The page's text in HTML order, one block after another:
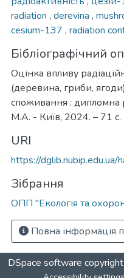
radiation , derevina ,
cesium-137 , radiation
Бібліографічний
Оцінка впливу
(деревина, гриби, ягоди)
споживання : дипломна
М.А. - Київ, 2024. – 71 с.
URI
https://
Зібрання
ОПП "Екологія та
Повна інформація
DSpace software